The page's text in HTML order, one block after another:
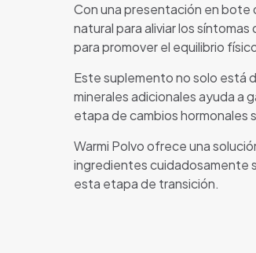
Con una presentación en bote
natural para aliviar los
para promover el equilibrio
Este suplemento no solo está
minerales adicionales ayuda a
etapa de cambios hormonales
Warmi Polvo ofrece una
ingredientes cuidadosamente
esta etapa de transición.